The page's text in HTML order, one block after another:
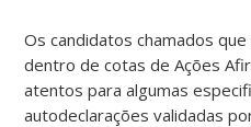
Os candidatos chamados
dentro de cotas de Ações
atentos para algumas
autodeclarações validadas